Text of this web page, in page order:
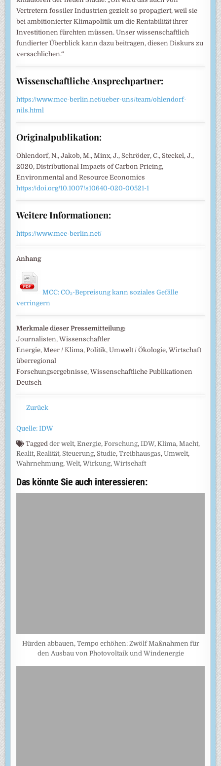
Vertretern fossiler Industrien gezielt so propagiert, weil sie
bei ambitionierter Klimapolitik um die Rentabilität ihrer
Investitionen fürchten müssen. Unser wissenschaftlich
fundierter Überblick kann dazu beitragen, diesen Diskurs zu
versachlichen.“
Wissenschaftliche Ansprechpartner:
https://www.mcc-berlin.net/ueber-uns/team/ohlendorf-
nils.html
Originalpublikation:
Ohlendorf, N., Jakob, M., Minx, J., Schröder, C., Steckel, J.,
2020, Distributional Impacts of Carbon Pricing,
Environmental and Resource Economics
https://doi.org/10.1007/s10640-020-00521-1
Weitere Informationen:
https://www.mcc-berlin.net/
Anhang
MCC: CO₂-Bepreisung kann soziales Gefälle
verringern
Merkmale dieser Pressemitteilung:
Journalisten, Wissenschaftler
Energie, Meer / Klima, Politik, Umwelt / Ökologie, Wirtschaft
überregional
Forschungsergebnisse, Wissenschaftliche Publikationen
Deutsch
Zurück
Quelle: IDW
Taggedder welt,Energie,Forschung,IDW,Klima, Macht,
Realit, Realität, Steuerung, Studie,Treibhausgas,Umwelt,
Wahrnehmung,Welt,Wirkung,Wirtschaft
Das könnte Sie auch interessieren:
Hürden abbauen, Tempo erhöhen: Zwölf Maßnahmen für
den Ausbau von Photovoltaik und Windenergie